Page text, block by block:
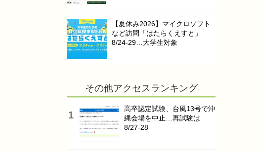
【夏休み2026】マイクロソフト
など訪問「はたらくえすと」
8/24-29…大学生対象
その他アクセスランキング
高卒認定試験、台風13号で沖
縄会場を中止…再試験は
8/27-28